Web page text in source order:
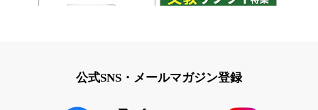
公式SNS・メールマガジン登録